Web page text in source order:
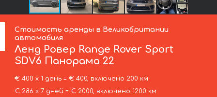
Стоимость аренды в Великобритании
автомобиля
Ленд Ровер Range Rover Sport
SDV6 Панорама 22
€ 400 х 1 день = € 400, включено 200 км
€ 286 х 7 дней = € 2000, включено 1200 км